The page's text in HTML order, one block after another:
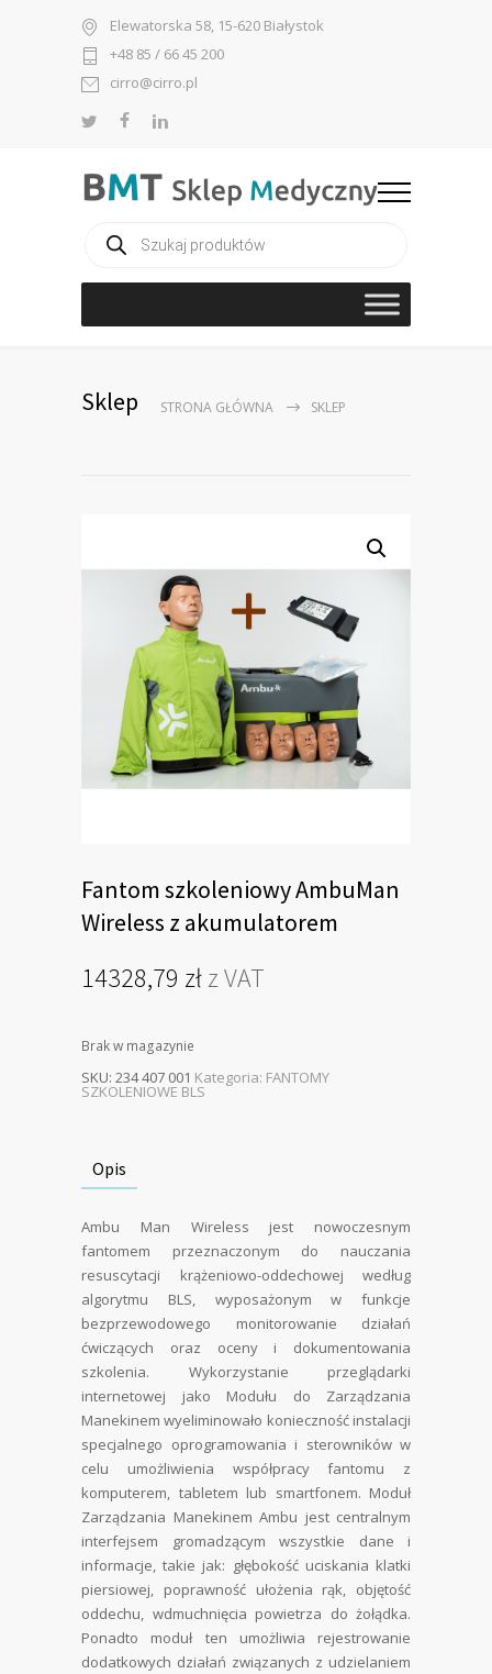
Elewatorska 58, 15-620 Białystok
+48 85 / 66 45 200
cirro@cirro.pl
produktów
Sklep STRONA GŁÓWNA SKLEP
Fantom szkoleniowy AmbuMan
Wireless z akumulatorem
14328,79 złz VAT
Brak w magazynie
SKU: 234 407 001 Kategoria: FANTOMY
SZKOLENIOWE BLS
Opis
Ambu Man Wireless jest nowoczesnym
fantomem przeznaczonym do nauczania
resuscytacji krążeniowo-oddechowej według
algorytmu BLS, wyposażonym w funkcje
bezprzewodowego monitorowanie działań
ćwiczących oraz oceny i dokumentowania
szkolenia. Wykorzystanie przeglądarki
internetowej jako Modułu do Zarządzania
Manekinem wyeliminowało konieczność instalacji
specjalnego oprogramowania i sterowników w
celu umożliwienia współpracy fantomu z
komputerem, tabletem lub smartfonem. Moduł
Zarządzania Manekinem Ambu jest centralnym
interfejsem gromadzącym wszystkie dane i
informacje, takie jak: głębokość uciskania klatki
piersiowej, poprawność ułożenia rąk, objętość
oddechu, wdmuchnięcia powietrza do żołądka.
Ponadto moduł ten umożliwia rejestrowanie
dodatkowych działań związanych z udzielaniem